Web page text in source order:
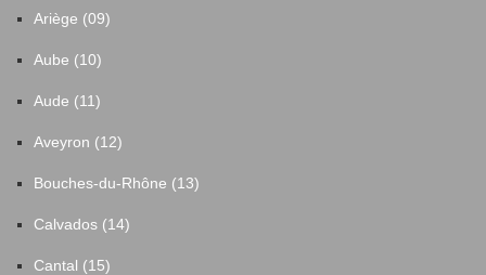
Ariège (09)
Aube (10)
Aude (11)
Aveyron (12)
Bouches-du-Rhône (13)
Calvados (14)
Cantal (15)